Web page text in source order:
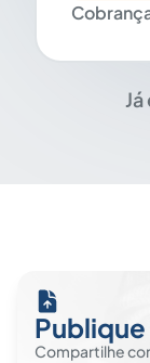
Já
Compartilhe